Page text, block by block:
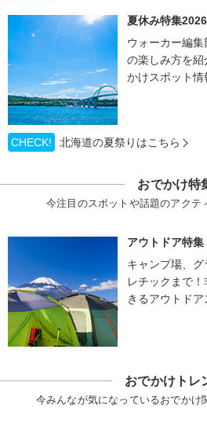
夏休み特集2026
ウォーカー編
の楽しみ方を
かけスポット情
CHECK! 北海道の夏祭りはこちら
おでかけ特
今注目のスポットや話題のアクテ
アウトドア特集
キャンプ場、
レチックまで
きるアウトド
おでかけトレ
今みんなが気になっているおでかけ